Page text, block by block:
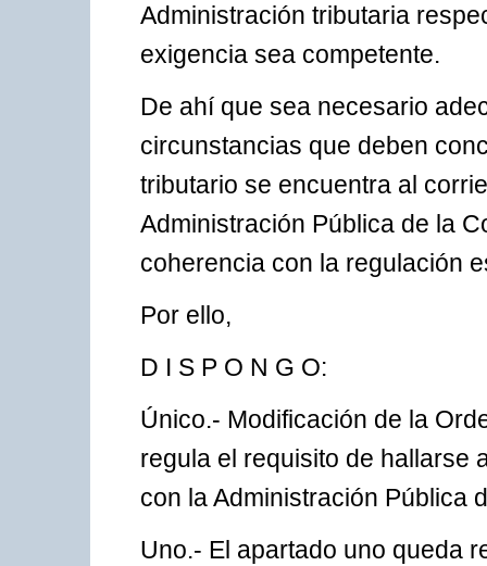
Administración tributaria
exigencia sea competente.
De ahí que sea necesario
circunstancias que deben
tributario se encuentra al
Administración Pública de la
coherencia con la regulación
Por ello,
D I S P O N G O:
Único.- Modificación de la
regula el requisito de hallarse
con la Administración Pública
Uno.- El apartado uno queda